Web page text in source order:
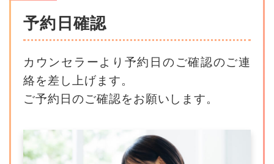
予約日確認
カウンセラーより予約日のご確認のご連
絡を差し上げます。
ご予約日のご確認をお願いします。